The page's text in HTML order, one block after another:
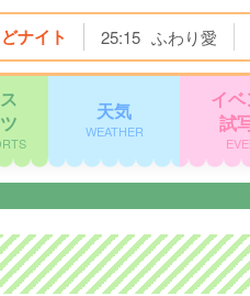
ナイト 25:15 ふわり愛
天気
WEATHER
イ
試